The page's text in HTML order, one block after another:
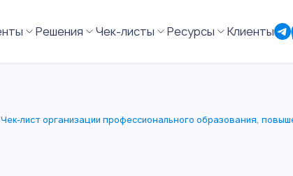
Решения Чек-листы Ресурсы Клиенты
Чек-лист организации профессионального образования,